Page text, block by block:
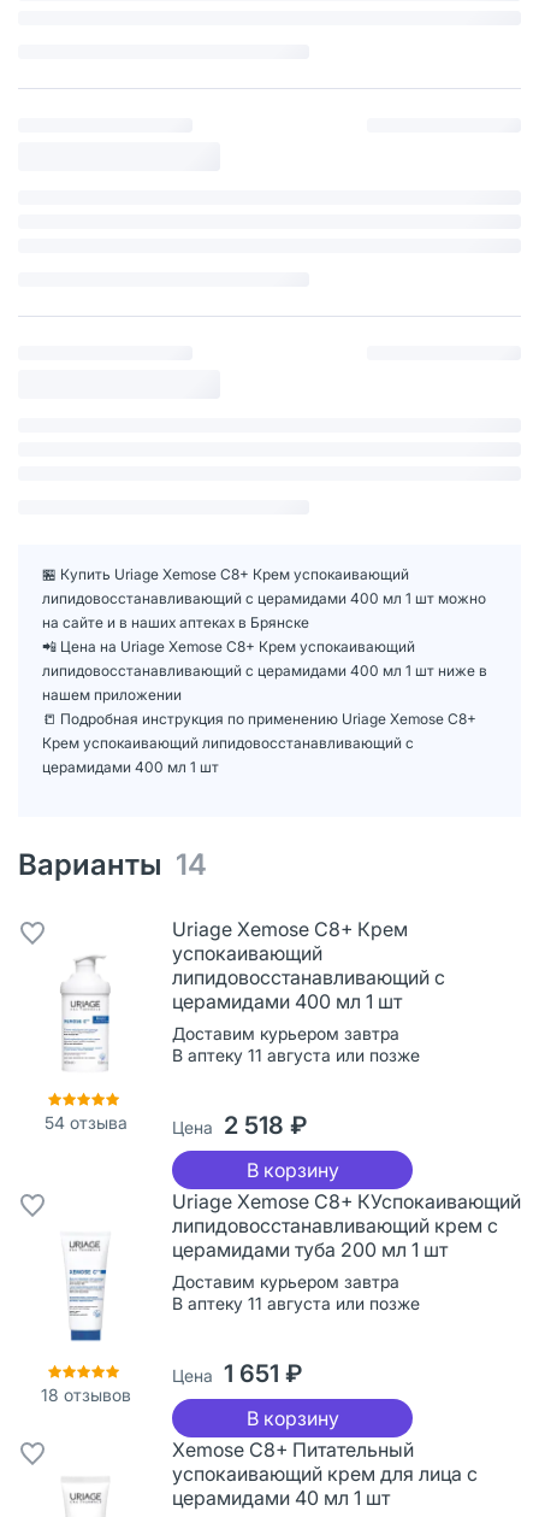
🏪 Купить Uriage Xemose C8+ Крем успокаивающий
липидовосстанавливающий с церамидами 400 мл 1 шт можно
на сайте и в наших аптеках в Брянске
📲 Цена на Uriage Xemose C8+ Крем успокаивающий
липидовосстанавливающий с церамидами 400 мл 1 шт ниже в
нашем приложении
📒 Подробная инструкция по применению Uriage Xemose C8+
Крем успокаивающий липидовосстанавливающий с
церамидами 400 мл 1 шт
Варианты 14
54отзыва
Uriage Xemose C8+ Крем
успокаивающий
липидовосстанавливающий с
церамидами 400 мл 1 шт
Доставим курьером завтра
В аптеку 11 августа или позже
Цена 2 518 ₽
В корзину
18 отзывов
Uriage Xemose С8+ КУспокаивающий
липидовосстанавливающий крем с
церамидами туба 200 мл 1 шт
Доставим курьером завтра
В аптеку 11 августа или позже
Цена 1 651 ₽
В корзину
Xemose С8+ Питательный
успокаивающий крем для лица с
церамидами 40 мл 1 шт